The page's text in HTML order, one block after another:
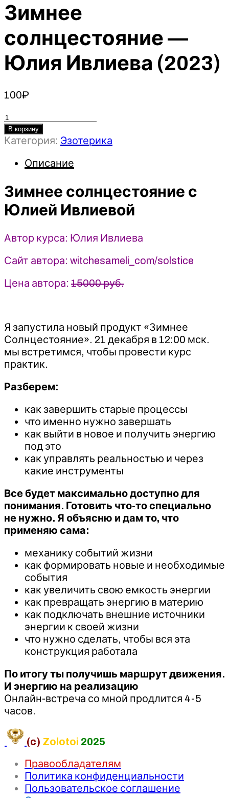
Зимнее
солнцестояние —
Юлия Ивлиева (2023)
100₽
Количество
товара
Зимнее
Ивлиева
(2023)
В корзину
Категория: Эзотерика
Описание
Зимнее солнцестояние с
Юлией Ивлиевой
Автор курса: Юлия Ивлиева
Сайт автора: witchesameli_com/solstice
Цена автора: 15000 руб.
Я запустила новый продукт «Зимнее
Солнцестояние». 21 декабря в 12:00 мск.
мы встретимся, чтобы провести курс
практик.
Разберем:
как завершить старые процессы
что именно нужно завершать
как выйти в новое и получить энергию
под это
как управлять реальностью и через
какие инструменты
Все будет максимально доступно для
понимания. Готовить что-то специально
не нужно. Я объясню и дам то, что
применяю сама:
механику событий жизни
как формировать новые и необходимые
события
как увеличить свою емкость энергии
как превращать энергию в материю
как подключать внешние источники
энергии к своей жизни
что нужно сделать, чтобы вся эта
конструкция работала
По итогу ты получишь маршрут движения.
И энергию на реализацию
Онлайн-встреча со мной продлится 4-5
часов.
(c) Zolotoi 2025
Правообладателям
Политика конфиденциальности
Пользовательское соглашение